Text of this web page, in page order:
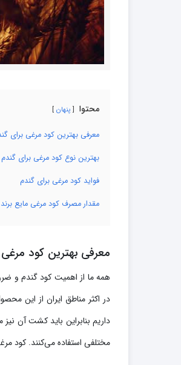
محتوا پنهان
معرفی بهترین کود مرغی برای
بهترین نوع کود مرغی برای گندم
فواید کود مرغی برای گندم
مقدار مصرف کود مرغی مایع
معرفی بهترین کود مرغی
همه ما از اهمیت کود گندم و
در اکثر مناطق ایران از این
داریم بنابراین باید کشت آن
مختلفی استفاده می‌کنند. کود